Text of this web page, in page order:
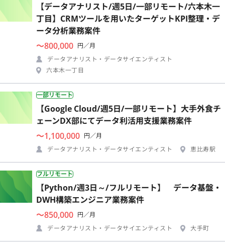
【データアナリスト/週5日/一部リモート/六本木一
丁目】CRMツールを用いたターゲットKPI整理・デ
ータ分析業務案件
〜800,000 円／月
データアナリスト・データサイエンティスト
六本木一丁目
一部リモート
【Google Cloud/週5日/一部リモート】大手外食チ
ェーンDX部にてデータ利活用支援業務案件
〜1,100,000 円／月
データアナリスト・データサイエンティスト
恵比寿駅
フルリモート
【Python/週3日～/フルリモート】 データ基盤・
DWH構築エンジニア業務案件
〜850,000 円／月
データアナリスト・データサイエンティスト
大手町